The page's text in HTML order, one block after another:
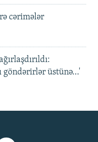
cərimələr
göndərirlər üstünə…'